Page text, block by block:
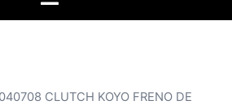
CLUTCH KOYO FRENO DE